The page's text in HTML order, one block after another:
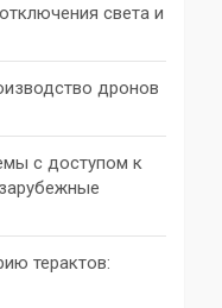
света и
дронов
с доступом к
терактов: